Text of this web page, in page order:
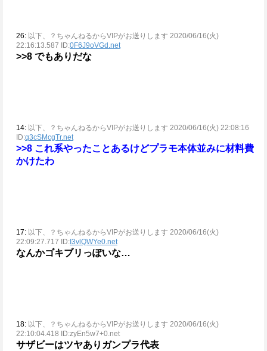
26: 以下、？ちゃんねるからVIPがお送りします 2020/06/16(火)
22:16:13.587 ID:0F6J9oVGd.net
>>8 でもありだな
14: 以下、？ちゃんねるからVIPがお送りします 2020/06/16(火) 22:08:16
ID:q3cSMcgTr.net
>>8 これ系やったことあるけどプラモ本体並みに材料費
かけたわ
17: 以下、？ちゃんねるからVIPがお送りします 2020/06/16(火)
22:09:27.717 ID: I3vlQWYe0.net
なんかゴキブリっぽいな…
18: 以下、？ちゃんねるからVIPがお送りします 2020/06/16(火)
22:10:04.418 ID:zyEn5w7+0.net
サザビーはツヤありガンプラ代表